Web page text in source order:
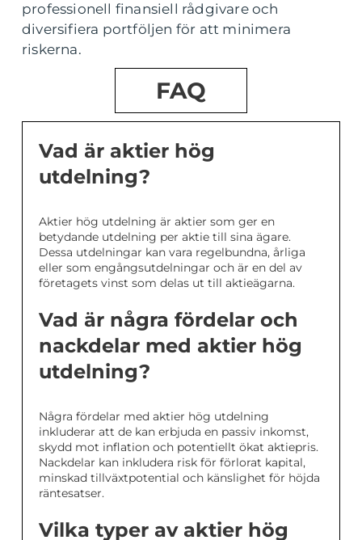
professionell finansiell rådgivare och
diversifiera portföljen för att minimera
riskerna.
FAQ
Vad är aktier hög
utdelning?
Aktier hög utdelning är aktier som ger en
betydande utdelning per aktie till sina ägare.
Dessa utdelningar kan vara regelbundna, årliga
eller som engångsutdelningar och är en del av
företagets vinst som delas ut till aktieägarna.
Vad är några fördelar och
nackdelar med aktier hög
utdelning?
Några fördelar med aktier hög utdelning
inkluderar att de kan erbjuda en passiv inkomst,
skydd mot inflation och potentiellt ökat aktiepris.
Nackdelar kan inkludera risk för förlorat kapital,
minskad tillväxtpotential och känslighet för höjda
räntesatser.
Vilka typer av aktier hög